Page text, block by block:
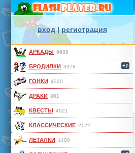
вход|регистрация
АРКАДЫ 9988
БРОДИЛКИ 3978 +1
ГОНКИ 4320
ДРАКИ 861
КВЕСТЫ 4921
КЛАССИЧЕСКИЕ 2122
ЛЕТАЛКИ 1408